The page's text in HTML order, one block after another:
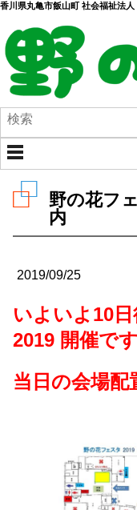
香川県丸亀市飯山町 社会福祉法
野の花フ
内
2019/09/25
いよいよ10
2019 開催で
当日の会場配